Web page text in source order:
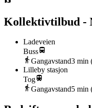
Kollektivtilbud -
Ladeveien
Buss
Gangavstand3 min
Lilleby stasjon
Tog
Gangavstand5 min